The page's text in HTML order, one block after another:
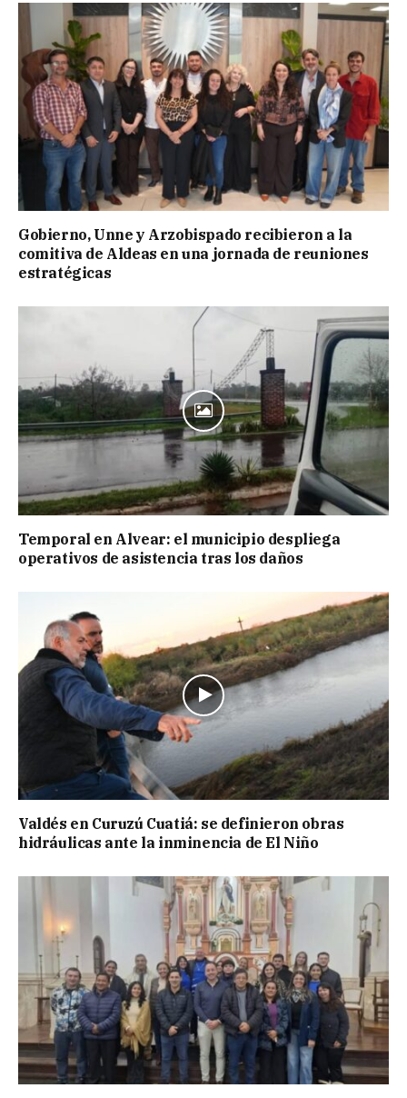
Gobierno, Unne y Arzobispado recibieron a la
comitiva de Aldeas en una jornada de reuniones
estratégicas
Temporal en Alvear: el municipio despliega
operativos de asistencia tras los daños
Valdés en Curuzú Cuatiá: se definieron obras
hidráulicas ante la inminencia de El Niño